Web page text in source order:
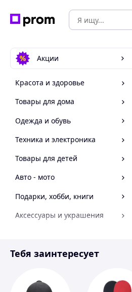
Акции
Красота и здоровье
Товары для дома
Одежда и обувь
Техника и электроника
Товары для детей
Авто - мото
Подарки, хобби, книги
Аксессуары и украшения
Спорт и отдых
Тебя заинтересует